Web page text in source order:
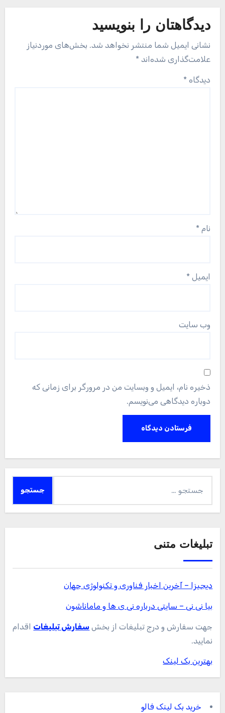
دیدگاهتان را بنویسید
نشانی ایمیل شما منتشر نخواهد شد. بخش‌های موردنیاز
علامت‌گذاری شده‌اند *
دیدگاه *
نام *
ایمیل *
وب‌ سایت
ذخیره نام، ایمیل و وبسایت من در مرورگر برای زمانی که
دوباره دیدگاهی می‌نویسم.
برای:
تبلیغات متنی
دیجیزا – آخرین اخبار فناوری و تکنولوژی جهان
بیا نی نی – سایتی درباره نی ی ها و ماماناشون
جهت سفارش و درج تبلیغات از بخش سفارش تبلیغات اقدام
نمایید.
بهترین بک لینک
خرید بک لینک فالو